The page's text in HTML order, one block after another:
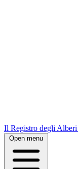
Il Registro degli Alberi
Open menu